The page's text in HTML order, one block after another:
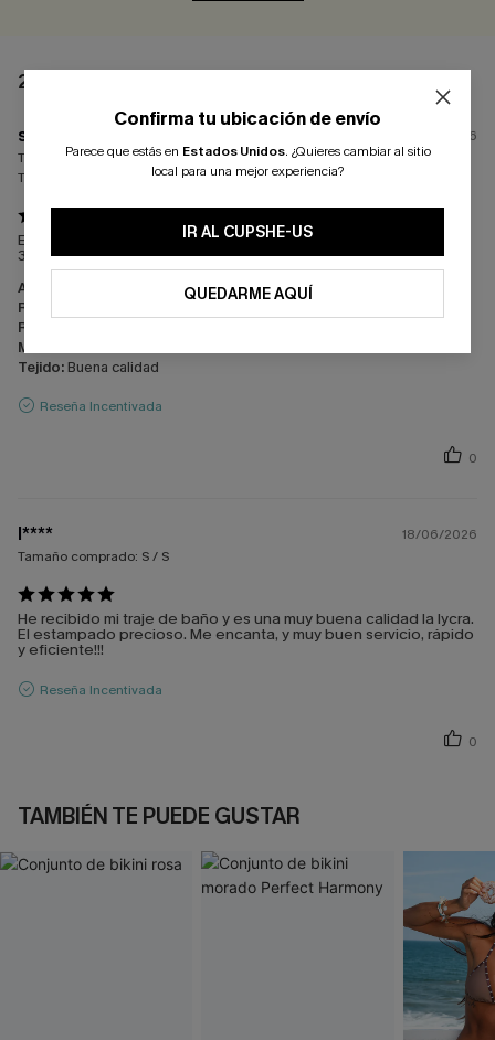
2 COMENTARIOS
s****
09/07/2026
Tamaño:Justo
Tamaño comprado:
M / M
Excelente calidad y tallaje perfecto utilizo una 90/95 y abajo
36/38 y cogí una M y perfecto.
Apariencia:
Muy satisfecho/a
Rendimiento:
Relación calidad-precio:
Mano de obra:
Tejido: Buena calidad
Reseña Incentivada
0
l****
18/06/2026
Tamaño comprado: S / S
He recibido mi traje de baño y es una muy buena calidad la lycra.
El estampado precioso. Me encanta, y muy buen servicio, rápido
y eficiente!!!
Reseña Incentivada
0
TAMBIÉN TE PUEDE GUSTAR
Confirma tu ubicación de envío
Parece que estás en Estados Unidos. ¿Quieres cambiar al sitio
local para una mejor experiencia?
IR AL CUPSHE-US
QUEDARME AQUÍ